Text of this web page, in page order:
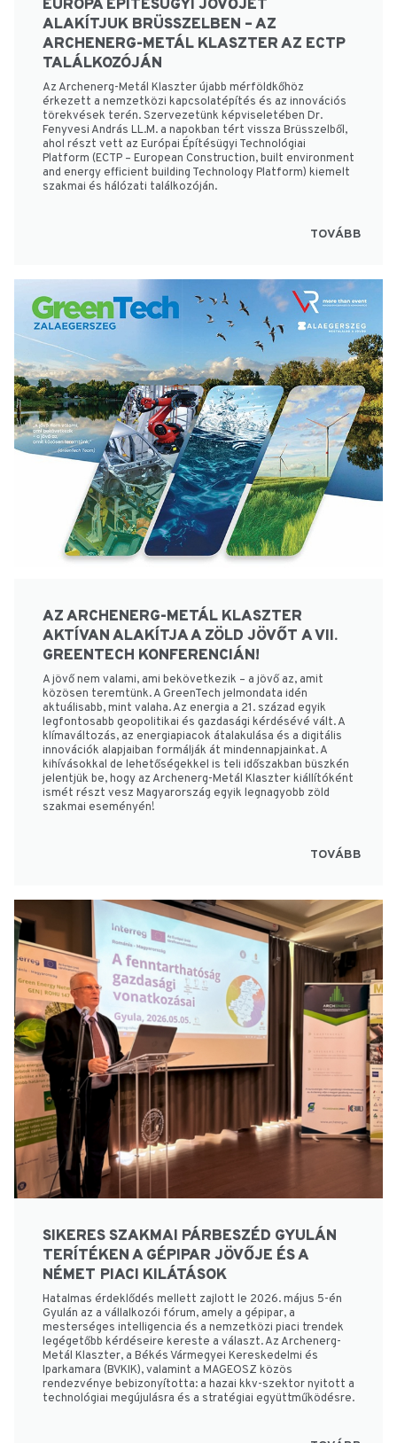
EURÓPA ÉPÍTÉSÜGYI JÖVŐJÉT
ALAKÍTJUK BRÜSSZELBEN – AZ
ARCHENERG-METÁL KLASZTER AZ ECTP
TALÁLKOZÓJÁN
Az Archenerg-Metál Klaszter újabb mérföldkőhöz
érkezett a nemzetközi kapcsolatépítés és az innovációs
törekvések terén. Szervezetünk képviseletében Dr.
Fenyvesi András LL.M. a napokban tért vissza Brüsszelből,
ahol részt vett az Európai Építésügyi Technológiai
Platform (ECTP – European Construction, built environment
and energy efficient building Technology Platform) kiemelt
szakmai és hálózati találkozóján.
TOVÁBB
AZ ARCHENERG-METÁL KLASZTER
AKTÍVAN ALAKÍTJA A ZÖLD JÖVŐT A VII.
GREENTECH KONFERENCIÁN!
A jövő nem valami, ami bekövetkezik – a jövő az, amit
közösen teremtünk. A GreenTech jelmondata idén
aktuálisabb, mint valaha. Az energia a 21. század egyik
legfontosabb geopolitikai és gazdasági kérdésévé vált. A
klímaváltozás, az energiapiacok átalakulása és a digitális
innovációk alapjaiban formálják át mindennapjainkat. A
kihívásokkal de lehetőségekkel is teli időszakban büszkén
jelentjük be, hogy az Archenerg-Metál Klaszter kiállítóként
ismét részt vesz Magyarország egyik legnagyobb zöld
szakmai eseményén!
TOVÁBB
SIKERES SZAKMAI PÁRBESZÉD GYULÁN
TERÍTÉKEN A GÉPIPAR JÖVŐJE ÉS A
NÉMET PIACI KILÁTÁSOK
Hatalmas érdeklődés mellett zajlott le 2026. május 5-én
Gyulán az a vállalkozói fórum, amely a gépipar, a
mesterséges intelligencia és a nemzetközi piaci trendek
legégetőbb kérdéseire kereste a választ. Az Archenerg-
Metál Klaszter, a Békés Vármegyei Kereskedelmi és
Iparkamara (BVKIK), valamint a MAGEOSZ közös
rendezvénye bebizonyította: a hazai kkv-szektor nyitott a
technológiai megújulásra és a stratégiai együttműködésre.